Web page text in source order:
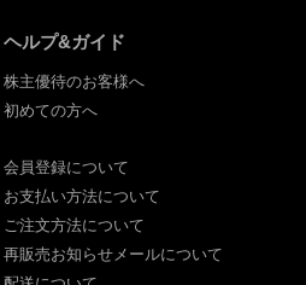
ヘルプ&ガイド
株主優待のお客様へ
初めての方へ
会員登録について
お支払い方法について
ご注文方法について
再販売お知らせメールについて